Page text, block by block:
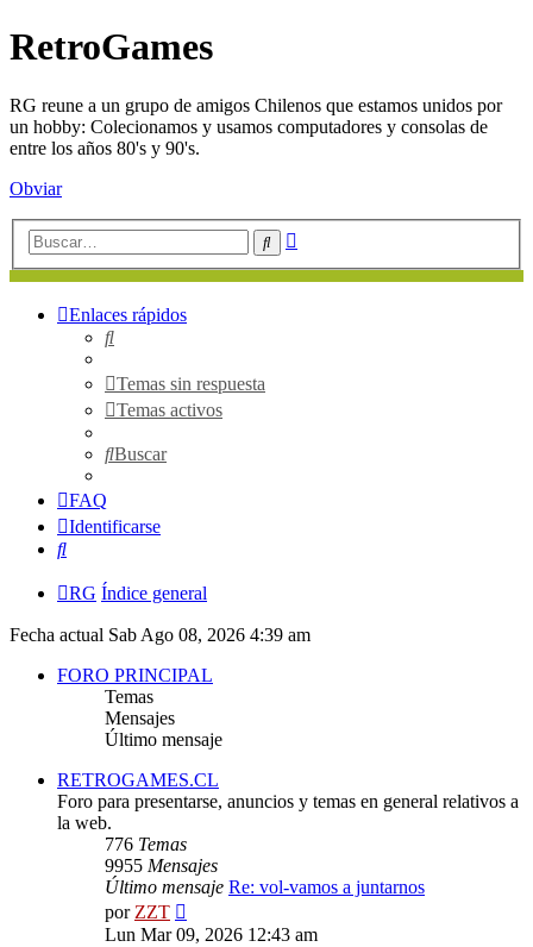
RetroGames
RG reune a un grupo de amigos Chilenos que estamos unidos por
un hobby: Colecionamos y usamos computadores y consolas de
entre los años 80's y 90's.
Obviar
Buscar
Enlaces rápidos
Buscar
Temas sin respuesta
Temas activos
Buscar
FAQ
Identificarse
Buscar
RG Índice general
Fecha actual Sab Ago 08, 2026 4:39 am
FORO PRINCIPAL
Temas
Mensajes
Último mensaje
RETROGAMES.CL
Foro para presentarse, anuncios y temas en general relativos a
la web.
776 Temas
9955 Mensajes
Último mensaje Re: vol-vamos a juntarnos
porZZT
último
Lun Mar 09, 2026 12:43 am